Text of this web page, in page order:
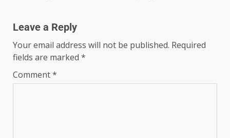
Leave a Reply
Your email address will not be published. Required
fields are marked *
Comment*